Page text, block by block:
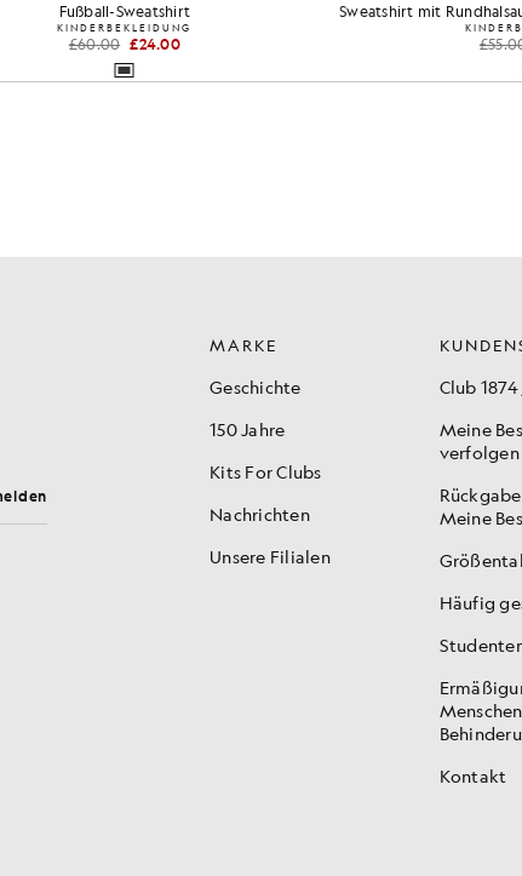
Fußball-Sweatshirt
KINDERBEKLEIDUNG
£60.00 £24.00
MARKE
Geschichte
150 Jahre
Kits For Clubs
Nachrichten
Unsere Filialen
Club
Meine
verfolgen
Meine
Häufig
Kontakt